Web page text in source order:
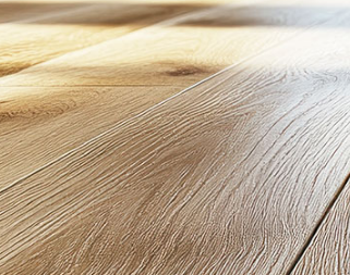
詳しくみる
ロジェクト 三菱地所レジデンスの